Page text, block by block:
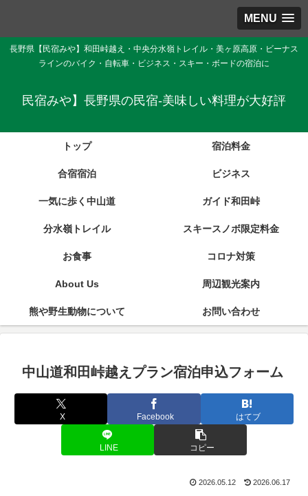
MENU
長野県【民宿みや】和田峠越え・中央分水嶺トレイル・美ヶ原高原・ビーナス
ラインのバイク・自転車・ビジネス・スキー・ボードの宿泊に
民宿みや】長野県の民宿-美味しい料理が大好評
トップ 宿泊料金
合宿宿泊 ビジネス
一気に歩く中山道 ガイド和田峠
分水嶺トレイル スキースノボ限定料金
お食事 コロナ対策
About Us 周辺観光案内
熊や野生動物について お問い合わせ
中山道和田峠越えプラン宿泊申込フォーム
X Facebook はてブ
LINE コピー
2026.05.12 2026.06.17